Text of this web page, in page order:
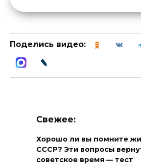
Поделись видео:
Свежее:
Хорошо ли вы помните
СССР? Эти вопросы
советское время — тест